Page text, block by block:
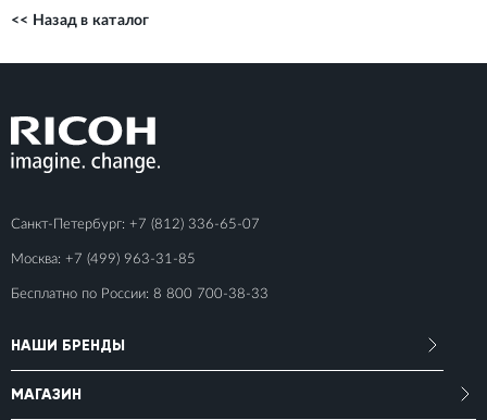
<< Назад в каталог
Санкт-Петербург: +7 (812) 336-65-07
Москва: +7 (499) 963-31-85
Бесплатно по России: 8 800 700-38-33
НАШИ БРЕНДЫ
МАГАЗИН